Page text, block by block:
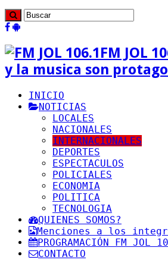
FM JOL
y la musica son
INICIO
NOTICIAS
LOCALES
NACIONALES
INTERNACIONALES
DEPORTES
ESPECTACULOS
POLICIALES
ECONOMIA
POLITICA
TECNOLOGIA
QUIENES SOMOS?
Menciones a los
PROGRAMACIÓN FM JOL
CONTACTO